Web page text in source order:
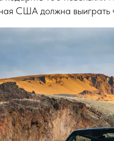
США должна выиграть